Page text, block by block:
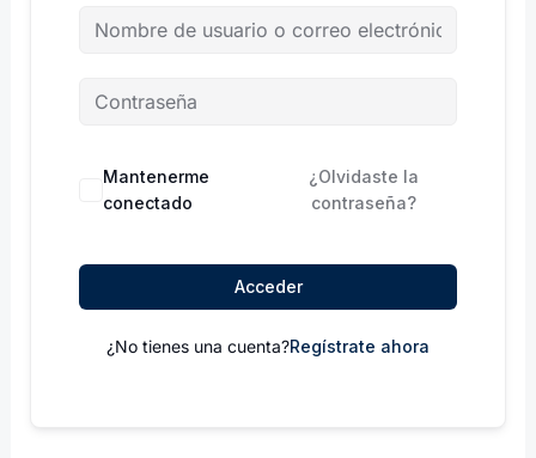
Mantenerme
conectado
¿Olvidaste la
contraseña?
Acceder
¿No tienes una cuenta?Regístrate ahora